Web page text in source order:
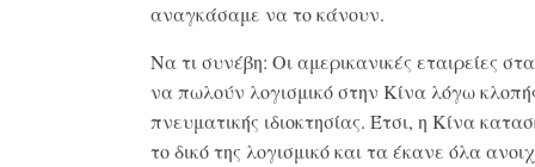
αναγκάσαμε να το κάνουν.
Να τι συνέβη: Οι αμερικανικές εταιρείες
να πωλούν λογισμικό στην Κίνα λόγω
πνευματικής ιδιοκτησίας. Έτσι, η Κίνα
το δικό της λογισμικό και τα έκανε όλα